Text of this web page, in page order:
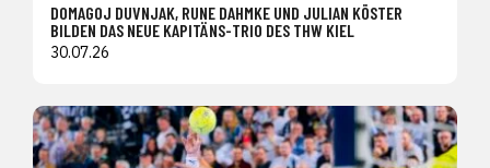
DOMAGOJ DUVNJAK, RUNE DAHMKE UND JULIAN KÖSTER
BILDEN DAS NEUE KAPITÄNS-TRIO DES THW KIEL
30.07.26